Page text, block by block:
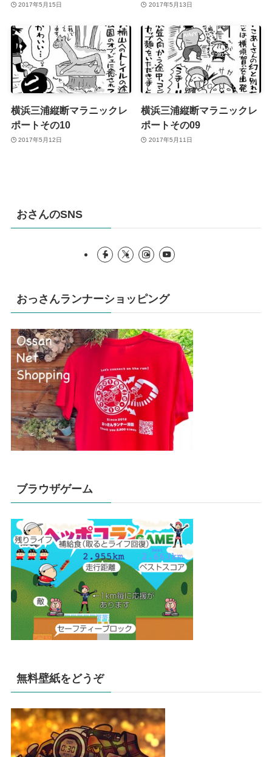
2017年5月15日 2017年5月13日
横浜三浦縦断マラニックレ
ポートその10
2017年5月12日
横浜三浦縦断マラニックレ
ポートその09
2017年5月11日
おさんのSNS
おっさんランナーショッピング
ブラウザゲーム
無料壁紙をどうぞ